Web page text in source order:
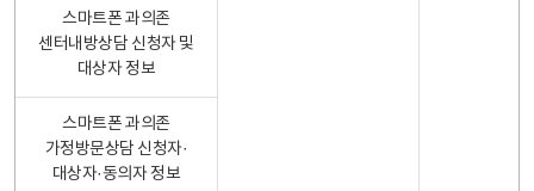
스마트폰 과의존
센터내방상담 신청자 및
대상자 정보
스마트폰 과의존
가정방문상담 신청자·
대상자·동의자 정보